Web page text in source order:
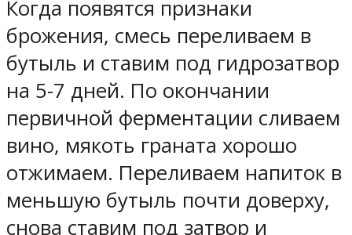
Когда появятся признаки
брожения, смесь переливаем в
бутыль и ставим под гидрозатвор
на 5-7 дней. По окончании
первичной ферментации сливаем
вино, мякоть граната хорошо
отжимаем. Переливаем напиток в
меньшую бутыль почти доверху,
снова ставим под затвор и